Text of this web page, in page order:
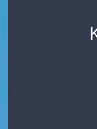
KÜLTÜR